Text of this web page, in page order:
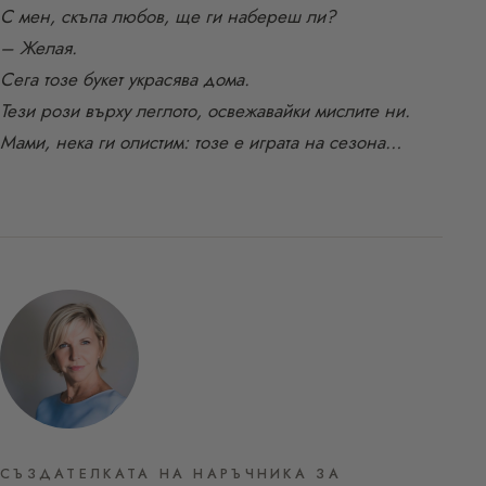
С мен, скъпа любов, ще ги набереш ли?
– Желая.
Сега тозе букет украсява дома.
Тези рози върху леглото, освежавайки мислите ни.
Мами, нека ги олистим: тозе е играта на сезона…
СЪЗДАТЕЛКАТА НА НАРЪЧНИКА ЗА